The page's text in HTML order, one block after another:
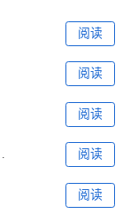
阅读
阅读
阅读
阅读
阅读